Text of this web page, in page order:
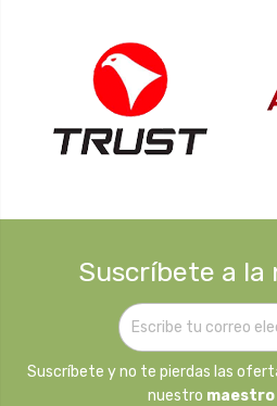
Suscríbete a
Suscríbete y no te pierdas las
nuestro